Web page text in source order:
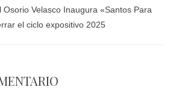
Velasco Inaugura «Santos Para
el ciclo expositivo 2025